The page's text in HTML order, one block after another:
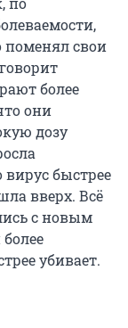
поменял свои
более
они
дозу
вирус быстрее
вверх. Всё
с новым
убивает.